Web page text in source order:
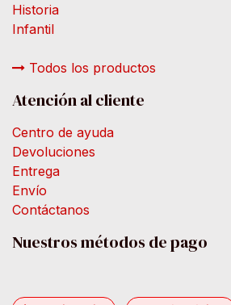
Historia
Infantil
Todos los productos
Atención al cliente
Centro de ayuda
Devoluciones
Entrega
Envío
Contáctanos
Nuestros métodos de pago